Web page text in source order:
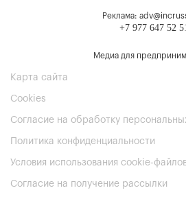
Реклама:
+7 977 647 52
Медиа для
Карта сайта
Cookies
Согласие на обработку
Политика конфиденциальности
Условия использования cookie-
Согласие на получение рассылки